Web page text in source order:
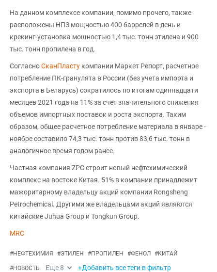
На данном комплексе компании, помимо прочего, также
расположены НПЗ мощностью 400 баррелей в день и
крекинг-установка мощностью 1,4 тыс. тонн этилена и 900
тыс. тонн пропилена в год.
СогласноСканПласту компании Маркет Репорт, расчетное
потребление ПК-гранулята в России (без учета импорта и
экспорта в Беларусь) сократилось по итогам одиннадцати
месяцев 2021 года на 11% за счет значительного снижения
объемов импортных поставок и роста экспорта. Таким
образом, общее расчетное потребление материала в январе -
ноябре составило 74,3 тыс. тонн против 83,6 тыс. тонн в
аналогичное время годом ранее.
Частная компания ZPC строит новый нефтехимический
комплекс на востоке Китая. 51% в компании принадлежит
мажоритарному владельцу акций компании Rongsheng
Petrochemical. Другими же владельцами акций являются
китайские Juhua Group и Tongkun Group.
MRC
#НЕФТЕХИМИЯ #ЭТИЛЕН #ПРОПИЛЕН #ФЕНОЛ #КИТАЙ
#НОВОСТЬ Еще 8 +Добавить все теги в фильтр